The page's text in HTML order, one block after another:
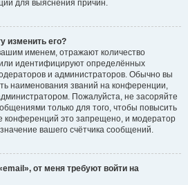
для выяснения причин.
изменить его?
именем, отражают количество
идентифицируют определённых
и администраторов. Обычно вы
наименования званий на конференции,
Пожалуйста, не засоряйте
только для того, чтобы повысить
конференций это запрещено, и модератор
вашего счётчика сообщений.
от меня требуют войти на